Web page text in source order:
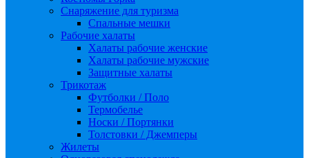
Снаряжение для туризма
Спальные мешки
Рабочие халаты
Халаты рабочие женские
Халаты рабочие мужские
Защитные халаты
Трикотаж
Футболки / Поло
Термобелье
Носки / Портянки
Толстовки / Джемперы
Жилеты